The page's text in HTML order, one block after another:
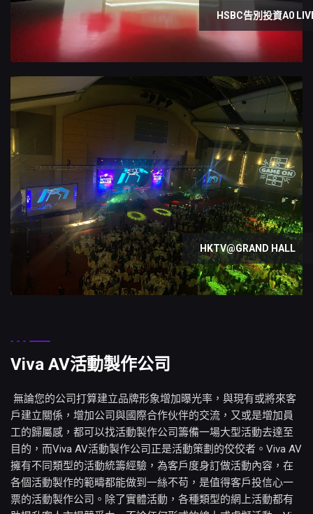
HSBC告別投資A0
HKTV@GRAND HALL
Viva AV活動製作公司
無論您的公司打算建立品牌形象增加曝光率，與現有或將來客
戶建立關係，增加公司與國際合作伙伴的交流，又或是增加員
工的歸屬感，都可以找活動製作公司籌備一場大型活動去達至
目的，而Viva AV活動製作公司正是活動策劃的佼佼者。Viva AV
擁有不同類型的活動統籌經驗，為客戶度身訂做活動內容，在
各個活動製作的範疇都能做到一絲不苟，是值得客戶投信心一
票的活動製作公司。除了實體活動，各種類型的網上活動都有